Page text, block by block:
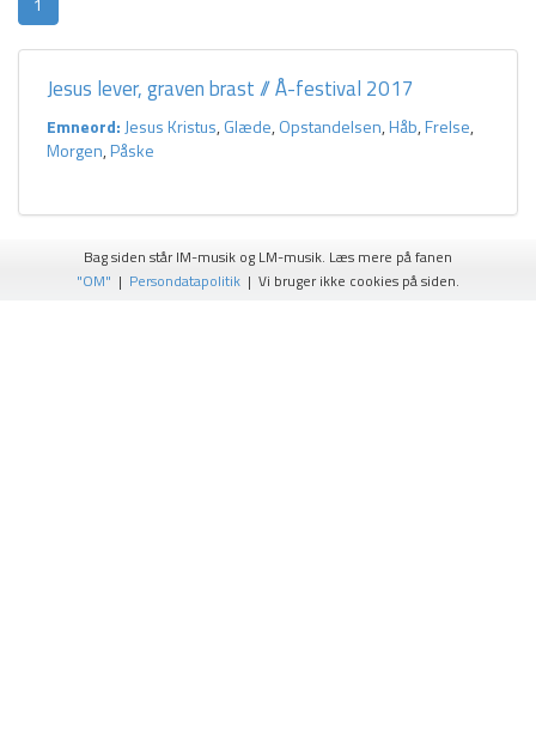
Jesus lever, graven brast // Å-festival 2017
Emneord: Jesus Kristus,Glæde,Opstandelsen,Håb,Frelse,
Morgen,Påske
Bag siden står IM-musik og LM-musik. Læs mere på fanen
"OM" | Persondatapolitik | Vi bruger ikke cookies på siden.